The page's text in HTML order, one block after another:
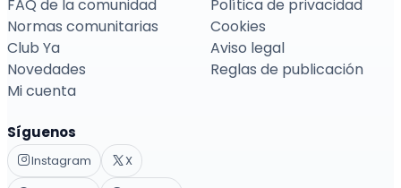
FAQ de la comunidad
Normas comunitarias
Club Ya
Novedades
Mi cuenta
Política de privacidad
Cookies
Aviso legal
Reglas de publicación
Síguenos
Instagram
X